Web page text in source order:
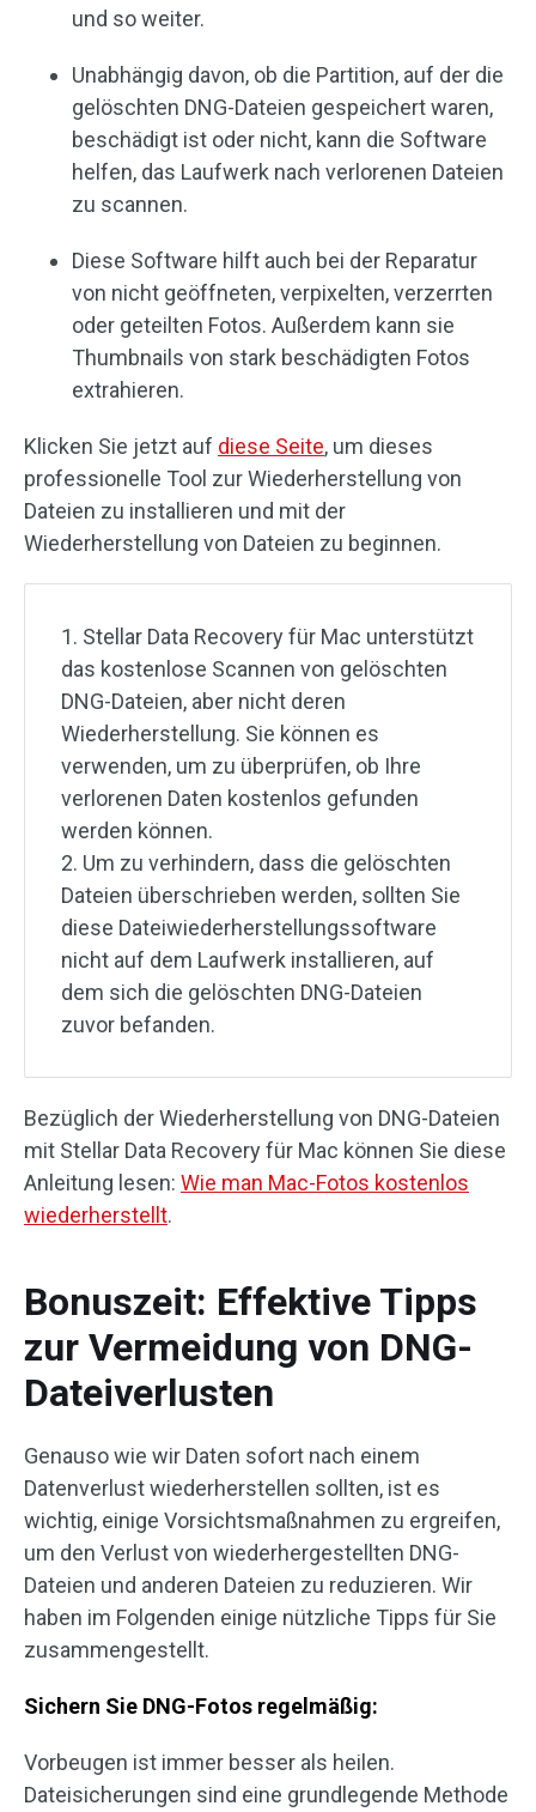
und so weiter.
Unabhängig davon, ob die Partition, auf der die
gelöschten DNG-Dateien gespeichert waren,
beschädigt ist oder nicht, kann die Software
helfen, das Laufwerk nach verlorenen Dateien
zu scannen.
Diese Software hilft auch bei der Reparatur
von nicht geöffneten, verpixelten, verzerrten
oder geteilten Fotos. Außerdem kann sie
Thumbnails von stark beschädigten Fotos
extrahieren.
Klicken Sie jetzt auf diese Seite, um dieses
professionelle Tool zur Wiederherstellung von
Dateien zu installieren und mit der
Wiederherstellung von Dateien zu beginnen.
1. Stellar Data Recovery für Mac unterstützt
das kostenlose Scannen von gelöschten
DNG-Dateien, aber nicht deren
Wiederherstellung. Sie können es
verwenden, um zu überprüfen, ob Ihre
verlorenen Daten kostenlos gefunden
werden können.
2. Um zu verhindern, dass die gelöschten
Dateien überschrieben werden, sollten Sie
diese Dateiwiederherstellungssoftware
nicht auf dem Laufwerk installieren, auf
dem sich die gelöschten DNG-Dateien
zuvor befanden.
Bezüglich der Wiederherstellung von DNG-Dateien
mit Stellar Data Recovery für Mac können Sie diese
Anleitung lesen: Wie man Mac-Fotos kostenlos
wiederherstellt.
Bonuszeit: Effektive Tipps
zur Vermeidung von DNG-
Dateiverlusten
Genauso wie wir Daten sofort nach einem
Datenverlust wiederherstellen sollten, ist es
wichtig, einige Vorsichtsmaßnahmen zu ergreifen,
um den Verlust von wiederhergestellten DNG-
Dateien und anderen Dateien zu reduzieren. Wir
haben im Folgenden einige nützliche Tipps für Sie
zusammengestellt.
Sichern Sie DNG-Fotos regelmäßig:
Vorbeugen ist immer besser als heilen.
Dateisicherungen sind eine grundlegende Methode